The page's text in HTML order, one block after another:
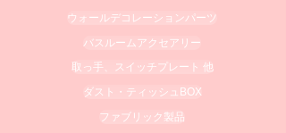
ウォールデコレーションパーツ
バスルームアクセアリー
取っ手、スイッチプレート 他
ダスト・ティッシュBOX
ファブリック製品